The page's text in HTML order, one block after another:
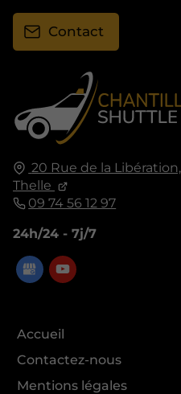
20 Rue de la Libération,
Thelle
09 74 56 12 97
24h/24 - 7j/7
Accueil
Contactez-nous
Mentions légales
Contact